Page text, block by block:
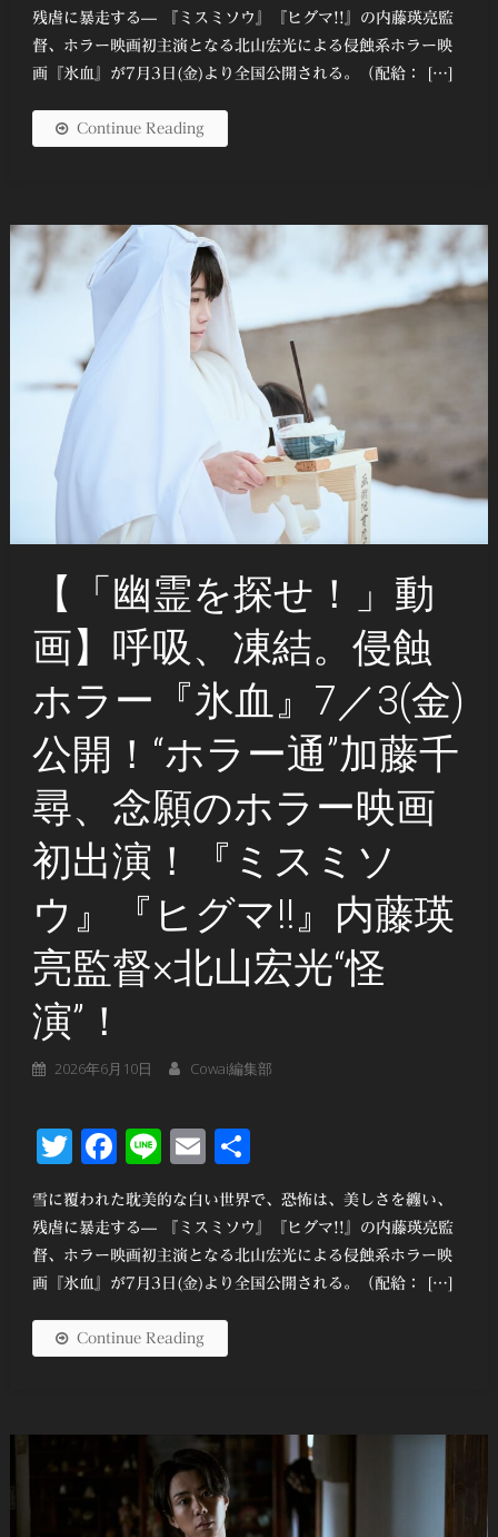
残虐に暴走する— 『ミスミソウ』『ヒグマ!!』の内藤瑛亮監
督、ホラー映画初主演となる北山宏光による侵蝕系ホラー映
画『氷血』が7月3日(金)より全国公開される。（配給： […]
Continue Reading
【「幽霊を探せ！」動
画】呼吸、凍結。侵蝕
ホラー『氷血』7／3(金)
公開！“ホラー通”加藤千
尋、念願のホラー映画
初出演！『ミスミソ
ウ』『ヒグマ!!』内藤瑛
亮監督×北山宏光“怪
演”！
2026年6月10日 Cowai編集部
Twitter
Facebook
LineEmail
雪に覆われた耽美的な白い世界で、恐怖は、美しさを纏い、
残虐に暴走する— 『ミスミソウ』『ヒグマ!!』の内藤瑛亮監
督、ホラー映画初主演となる北山宏光による侵蝕系ホラー映
画『氷血』が7月3日(金)より全国公開される。（配給： […]
Continue Reading